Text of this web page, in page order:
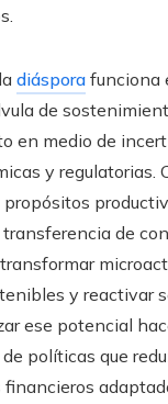
diáspora funciona
de
en medio de
y regulatorias.
de
y reactivar
ese potencial
políticas que